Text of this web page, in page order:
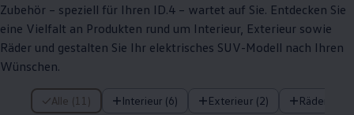
Zubehör – speziell für Ihren ID.4 – wartet auf Sie. Entdecken Sie
eine Vielfalt an Produkten rund um Interieur, Exterieur sowie
Räder und gestalten Sie Ihr elektrisches SUV-Modell nach Ihren
Wünschen.
Alle (11) Interieur (6) Exterieur (2) Räder (3)
11 von 11 Details